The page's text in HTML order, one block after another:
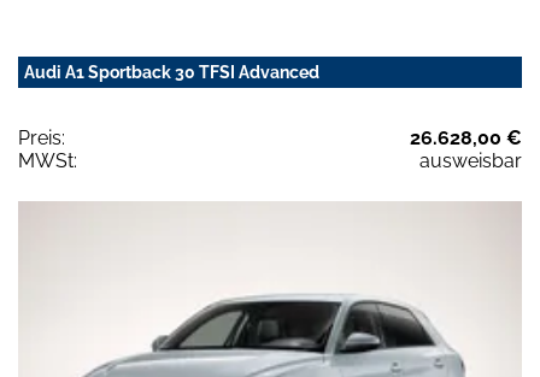
Audi A1 Sportback 30 TFSI Advanced
Preis:
26.628,00 €
MWSt:
ausweisbar